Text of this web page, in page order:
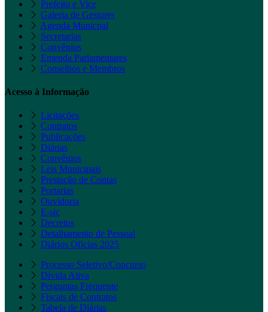
Prefeito e Vice
Galeria de Gestores
Agenda Municpal
Secretarias
Convênios
Emenda Parlamentares
Conselhos e Membros
Acesso à Informação
Licitações
Contratos
Publicações
Diárias
Convênios
Leis Municipais
Prestação de Contas
Portarias
Ouvidoria
E-sic
Decretos
Detalhamento de Pessoal
Diários Oficias 2025
Processo Seletivo/Concurso
Dívida Ativa
Perguntas Frequente
Fiscais de Contratos
Tabela de Diárias